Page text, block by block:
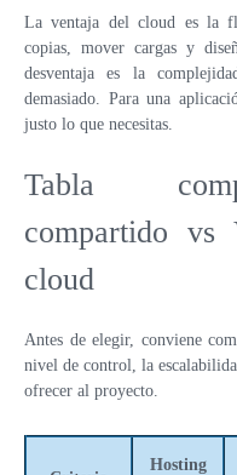
La ventaja del cloud es la
copias, mover cargas y
desventaja es la
demasiado. Para una
justo lo que necesitas.
Tabla
compartido vs
cloud
Antes de elegir, conviene
nivel de control, la
ofrecer al proyecto.
Hosting